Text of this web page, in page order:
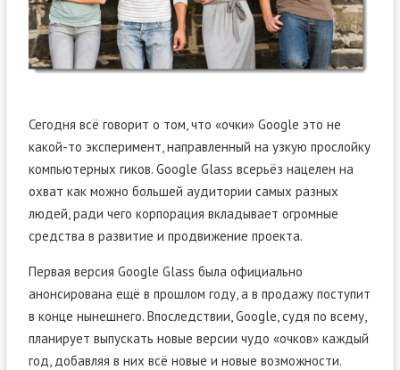
Сегодня всё говорит о том, что «очки» Google это не
какой-то эксперимент, направленный на узкую прослойку
компьютерных гиков. Google Glass всерьёз нацелен на
охват как можно большей аудитории самых разных
людей, ради чего корпорация вкладывает огромные
средства в развитие и продвижение проекта.
Первая версия Google Glass была официально
анонсирована ещё в прошлом году, а в продажу поступит
в конце нынешнего. Впоследствии, Google, судя по всему,
планирует выпускать новые версии чудо «очков» каждый
год, добавляя в них всё новые и новые возможности.